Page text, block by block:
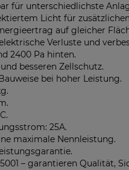
für unterschiedlichste
Licht für
auf gleicher
Verluste und
2400 Pa hinten.
besseren Zellschutz.
bei hoher Leistung.
25A.
maximale Nennleistung.
45001 – garantieren